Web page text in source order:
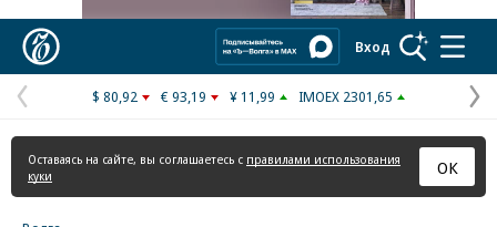
Вход
Предыдущая
страница
$ 80,92 € 93,19 ¥ 11,99 IMOEX 2301,65
Оставаясь на сайте, вы соглашаетесь с правилами использования
куки
ОК